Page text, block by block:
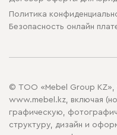
Политика
Безопасность онлайн
© ТОО «Mebel Group KZ»,
www.mebel.kz, включая
графическую,
структуру, дизайн и